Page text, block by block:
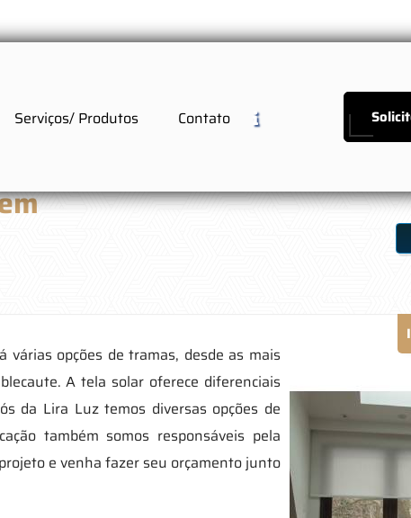
Serviços/ Produtos Contato
opções de tramas, desde as mais
A tela solar oferece diferenciais
da Lira Luz temos diversas opções de
também somos responsáveis pela
e venha fazer seu orçamento junto